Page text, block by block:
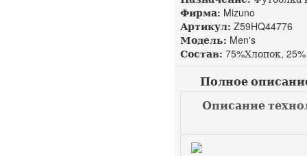
Фирма: Mizuno
Артикул: Z59HQ44776
Модель: Men's
Состав: 75%Хлопок,
Полное описание
Описание